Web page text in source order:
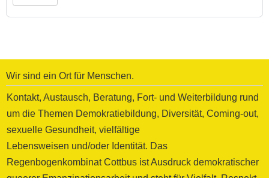
Wir sind ein Ort für Menschen.
Kontakt, Austausch, Beratung, Fort- und Weiterbildung rund
um die Themen Demokratiebildung, Diversität, Coming-out,
sexuelle Gesundheit, vielfältige
Lebensweisen und/oder Identität. Das
Regenbogenkombinat Cottbus ist Ausdruck demokratischer